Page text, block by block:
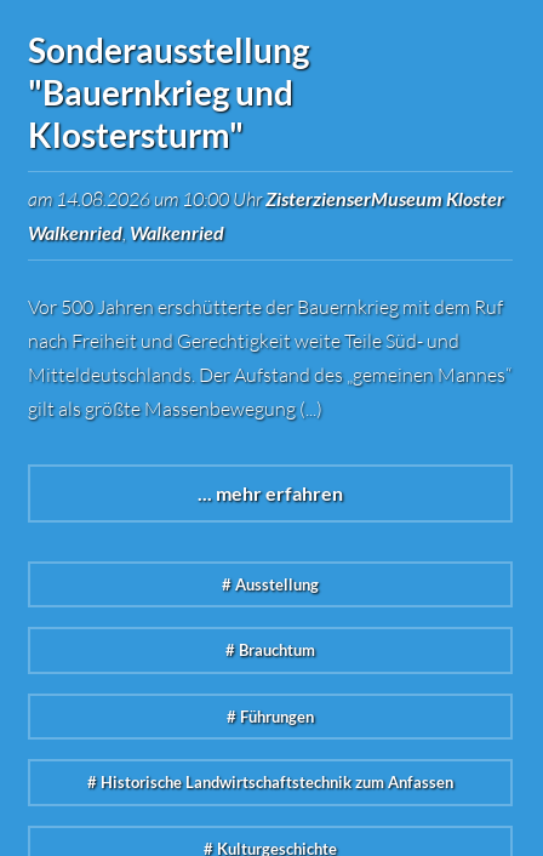
Sonderausstellung
"Bauernkrieg und
Klostersturm"
am 14.08.2026 um 10:00 UhrZisterzienserMuseum Kloster
Walkenried, Walkenried
Vor 500 Jahren erschütterte der Bauernkrieg mit dem Ruf
nach Freiheit und Gerechtigkeit weite Teile Süd- und
Mitteldeutschlands. Der Aufstand des „gemeinen Mannes“
gilt als größte Massenbewegung (...)
... mehr erfahren
# Ausstellung
# Brauchtum
# Führungen
# Historische Landwirtschaftstechnik zum Anfassen
# Kulturgeschichte